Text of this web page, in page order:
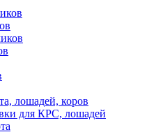
лошадей, коров
для КРС, лошадей